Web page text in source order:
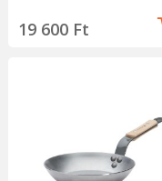
19 600 Ft